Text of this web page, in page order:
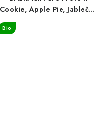
Cookie, Apple Pie, Jablečný
Bio